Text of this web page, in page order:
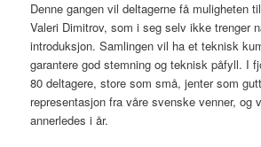
Denne gangen vil deltagerne få muligheten
Valeri Dimitrov, som i seg selv ikke trenger
introduksjon. Samlingen vil ha et teknisk
garantere god stemning og teknisk påfyll. I
80 deltagere, store som små, jenter som
representasjon fra våre svenske venner, og
annerledes i år.